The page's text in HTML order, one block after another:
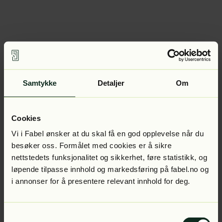
Samtykke Detaljer Om
Cookies
Vi i Fabel ønsker at du skal få en god opplevelse når du
besøker oss. Formålet med cookies er å sikre
nettstedets funksjonalitet og sikkerhet, føre statistikk, og
løpende tilpasse innhold og markedsføring på fabel.no og
i annonser for å presentere relevant innhold for deg.